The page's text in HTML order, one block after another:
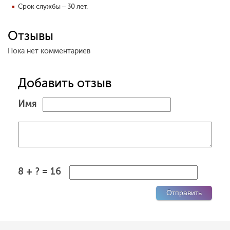
Срок службы – 30 лет.
Отзывы
Пока нет комментариев
Добавить отзыв
Имя
8 + ? = 16